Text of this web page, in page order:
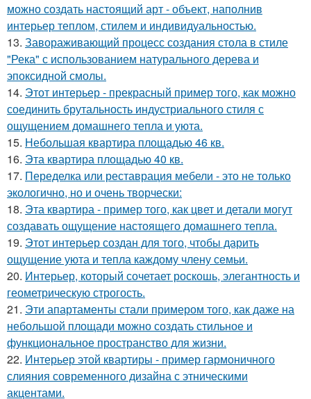
можно создать настоящий арт - объект, наполнив
интерьер теплом, стилем и индивидуальностью.
13. Завораживающий процесс создания стола в стиле
"Река" с использованием натурального дерева и
эпоксидной смолы.
14. Этот интерьер - прекрасный пример того, как можно
соединить брутальность индустриального стиля с
ощущением домашнего тепла и уюта.
15. Небольшая квартира площадью 46 кв.
16. Эта квартира площадью 40 кв.
17. Переделка или реставрация мебели - это не только
экологично, но и очень творчески:
18. Эта квартира - пример того, как цвет и детали могут
создавать ощущение настоящего домашнего тепла.
19. Этот интерьер создан для того, чтобы дарить
ощущение уюта и тепла каждому члену семьи.
20. Интерьер, который сочетает роскошь, элегантность и
геометрическую строгость.
21. Эти апартаменты стали примером того, как даже на
небольшой площади можно создать стильное и
функциональное пространство для жизни.
22. Интерьер этой квартиры - пример гармоничного
слияния современного дизайна с этническими
акцентами.